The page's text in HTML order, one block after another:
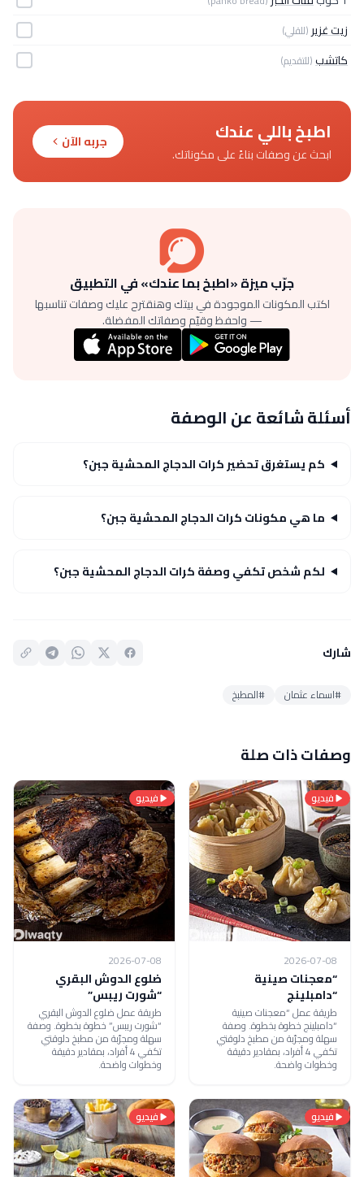
زيت غزير (للقلي)
كاتشب(للتقديم)
اطبخ باللي عندك
ابحث عن وصفات بناءً على مكوناتك.
جربه الآن
جرّب ميزة «اطبخ بما عندك» في التطبيق
اكتب المكونات الموجودة في بيتك وهنقترح عليك وصفات تناسبها
— واحفظ وقيّم وصفاتك المفضلة.
أسئلة شائعة عن الوصفة
كم يستغرق تحضير كرات الدجاج المحشية جبن؟
ما هي مكونات كرات الدجاج المحشية جبن؟
لكم شخص تكفي وصفة كرات الدجاج المحشية جبن؟
شارك
#اسماء عثمان #المطبخ
وصفات ذات صلة
فيديو
2026-07-08
“معجنات صينية
“دامبلينج
طريقة عمل “معجنات صينية
“دامبلينج خطوة بخطوة. وصفة
سهلة ومجرّبة من مطبخ دلوقتي
تكفي 4 أفراد، بمقادير دقيقة
وخطوات واضحة.
فيديو
2026-07-08
ضلوع الدوش البقري
“شورت ريبس”
طريقة عمل ضلوع الدوش البقري
“شورت ريبس” خطوة بخطوة. وصفة
سهلة ومجرّبة من مطبخ دلوقتي
تكفي 4 أفراد، بمقادير دقيقة
وخطوات واضحة.
فيديو فيديو